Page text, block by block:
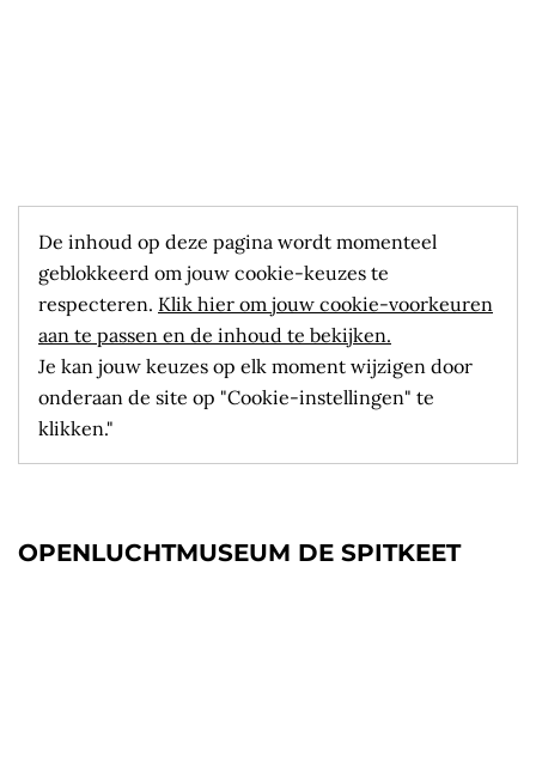
De inhoud op deze pagina wordt momenteel
geblokkeerd om jouw cookie-keuzes te
respecteren. Klik hier om jouw cookie-voorkeuren
aan te passen en de inhoud te bekijken.
Je kan jouw keuzes op elk moment wijzigen door
onderaan de site op "Cookie-instellingen" te
klikken."
OPENLUCHTMUSEUM DE SPITKEET